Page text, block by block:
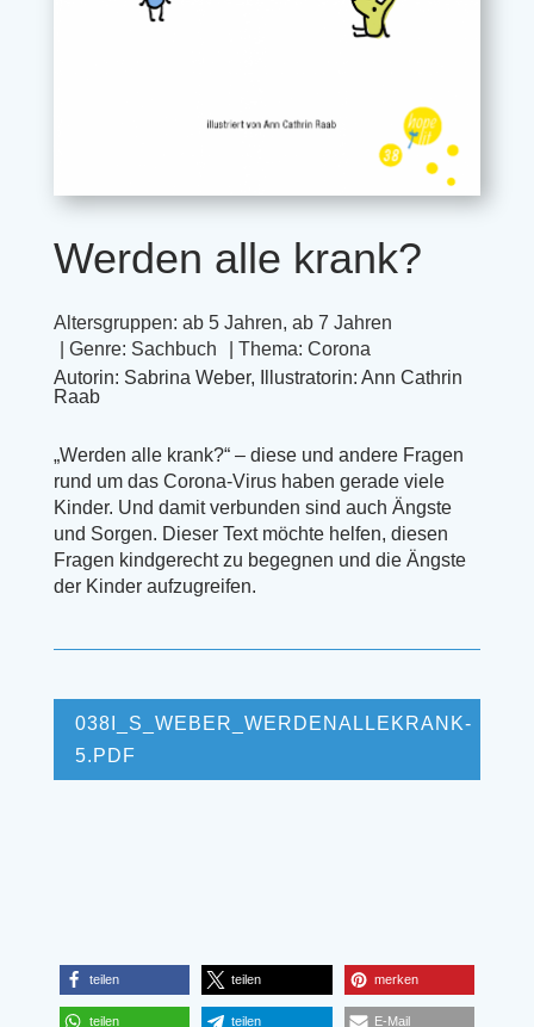
Werden alle krank?
Altersgruppen: ab 5 Jahren, ab 7 Jahren
| Genre: Sachbuch | Thema: Corona
Autorin: Sabrina Weber, Illustratorin: Ann Cathrin
Raab
„Werden alle krank?“ – diese und andere Fragen
rund um das Corona-Virus haben gerade viele
Kinder. Und damit verbunden sind auch Ängste
und Sorgen. Dieser Text möchte helfen, diesen
Fragen kindgerecht zu begegnen und die Ängste
der Kinder aufzugreifen.
038I_S_WEBER_WERDENALLEKRANK-
5.PDF
teilen teilen merken
teilen teilen E-Mail